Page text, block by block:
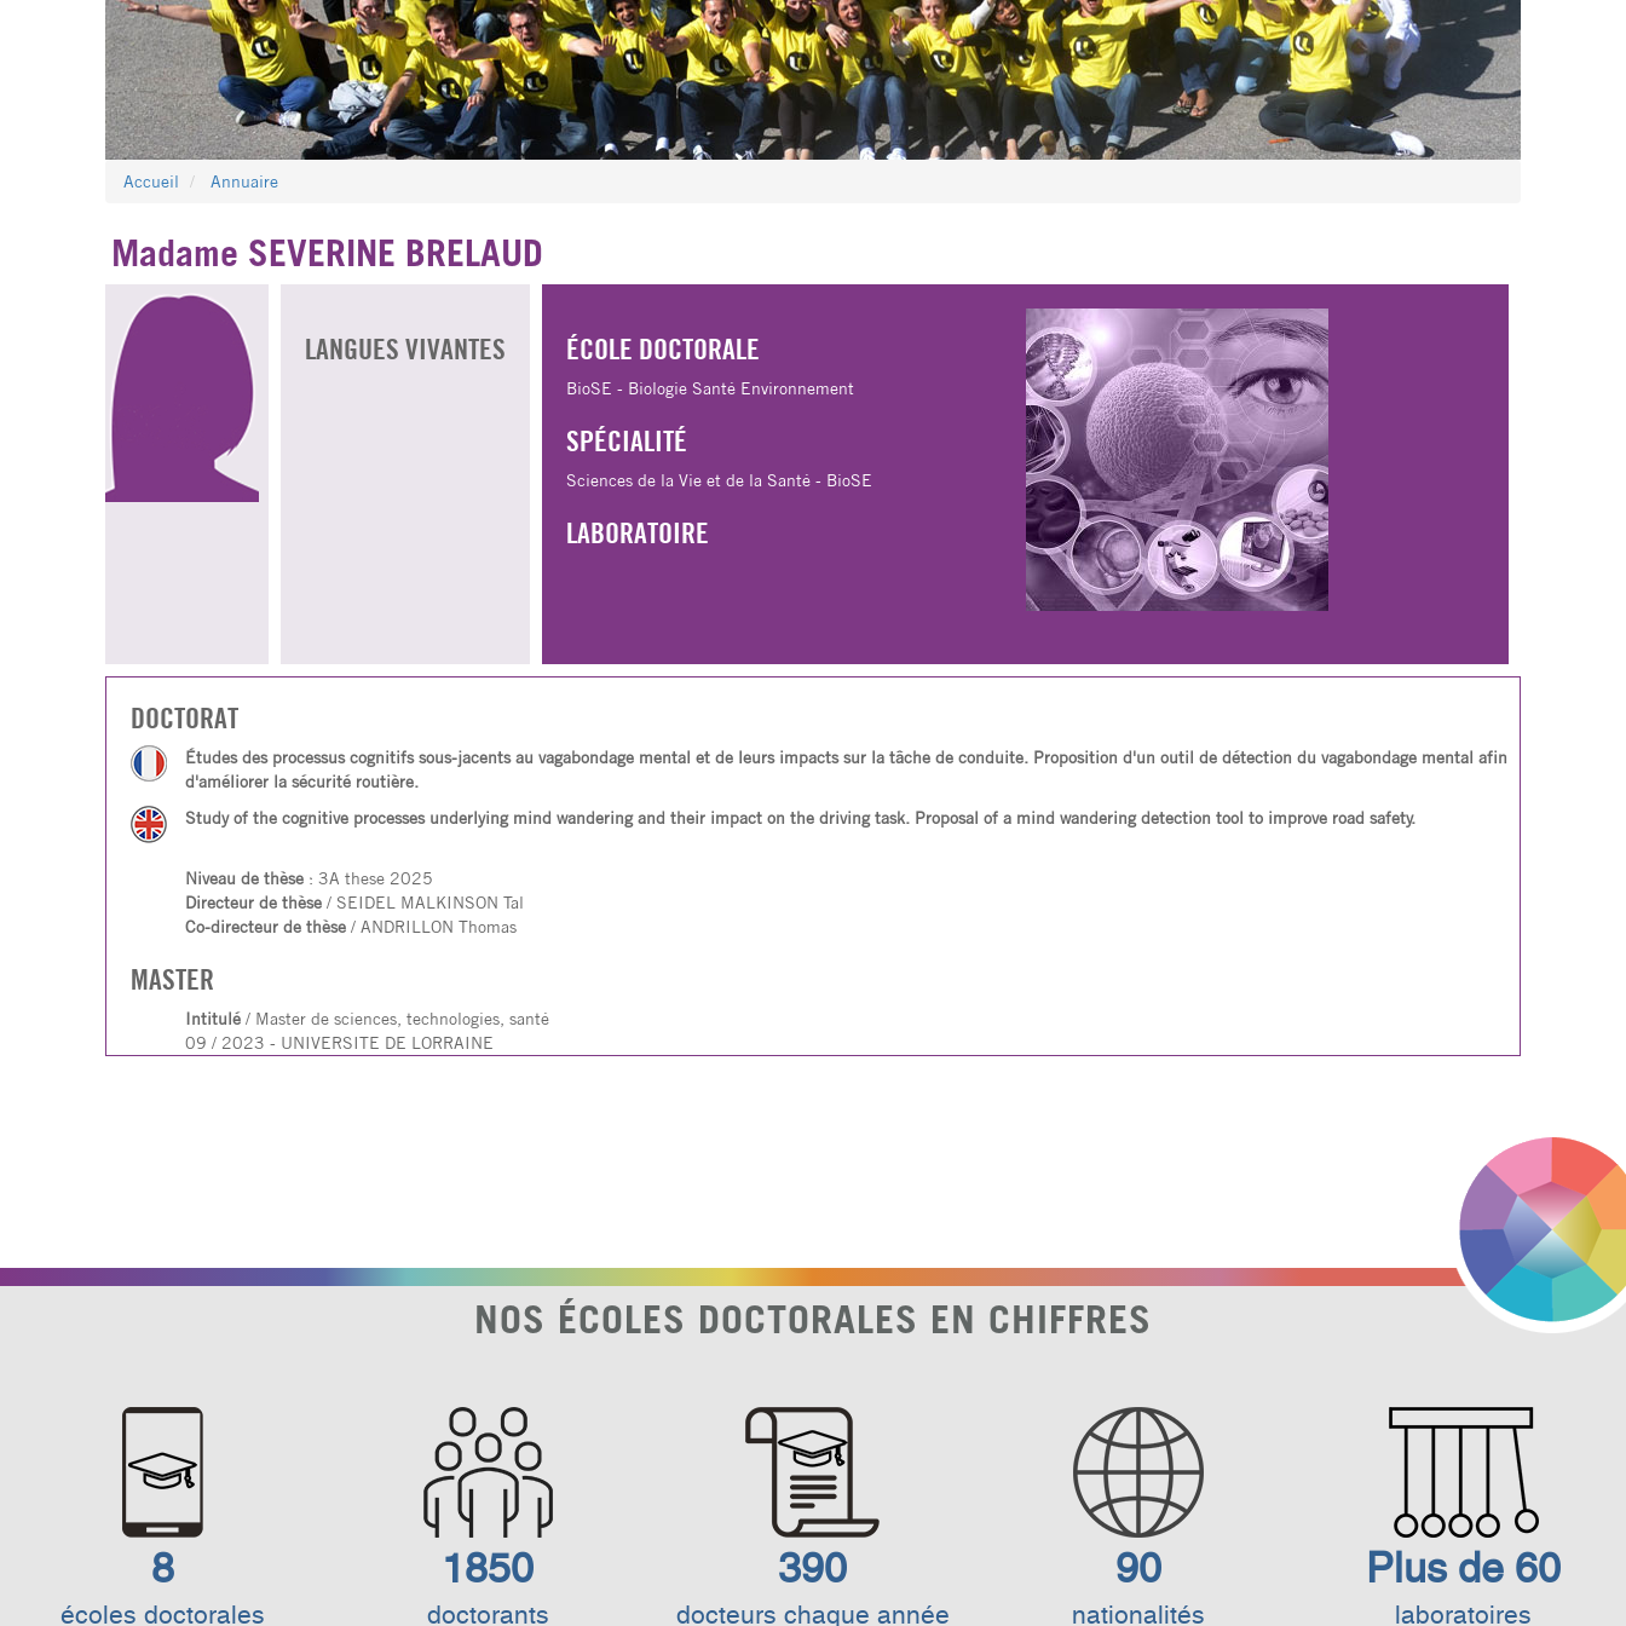
Accueil Annuaire
Madame SEVERINE BRELAUD
LANGUES VIVANTES ÉCOLE DOCTORALE
BioSE - Biologie Santé Environnement
SPÉCIALITÉ
Sciences de la Vie et de la Santé - BioSE
LABORATOIRE
DOCTORAT
Études des processus cognitifs sous-jacents au vagabondage mental et de leurs impacts sur la tâche de conduite. Proposition d'un outil de détection du vagabondage mental afin
d'améliorer la sécurité routière.
Study of the cognitive processes underlying mind wandering and their impact on the driving task. Proposal of a mind wandering detection tool to improve road safety.
Niveau de thèse : 3A these 2025
Directeur de thèse / SEIDEL MALKINSON Tal
Co-directeur de thèse / ANDRILLON Thomas
MASTER
Intitulé / Master de sciences, technologies, santé
09 / 2023 - UNIVERSITE DE LORRAINE
NOS ÉCOLES DOCTORALES EN CHIFFRES
8
écoles doctorales
1850
doctorants
390
docteurs chaque année
90
nationalités
Plus de 60
laboratoires